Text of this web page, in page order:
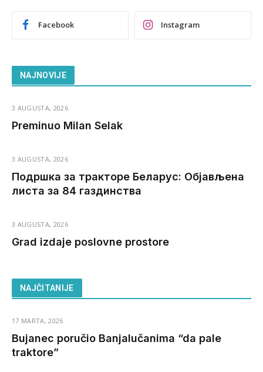
Facebook Instagram
NAJNOVIJE
3 AUGUSTA, 2026
Preminuo Milan Selak
3 AUGUSTA, 2026
Подршка за тракторе Беларус: Објављена
листа за 84 газдинства
3 AUGUSTA, 2026
Grad izdaje poslovne prostore
NAJČITANIJE
17 MARTA, 2026
Bujanec poručio Banjalučanima “da pale
traktore”